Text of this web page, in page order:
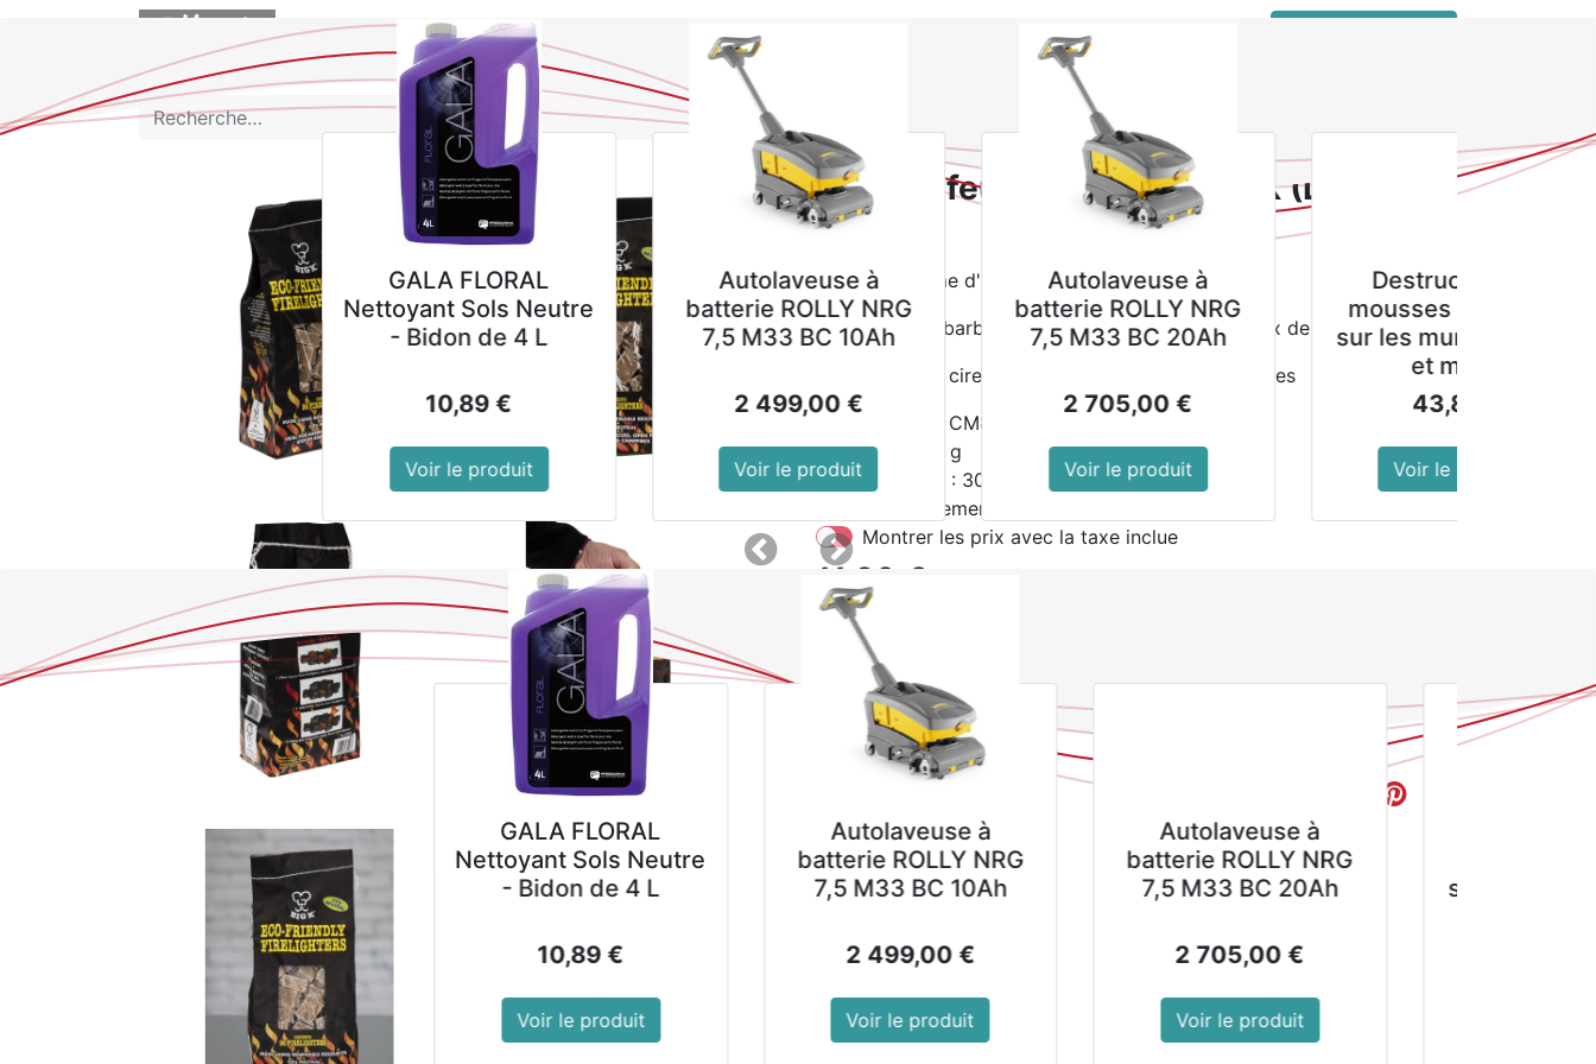
BOUTIQUE NOUVEAUTES PROMOTIONS Se connecter
Allume-feu écologique Big K (Lot de 96)
Allume-feu écologique Big K (Lot de
96)
neutre en terme d'émissions de CO2
Idéal pour les barbecues, cheminées, poêles et feux de camp
Contient de la cire végétale - sans additifs chimiques
Référence : CM828
Poids : 650 g
Dimensions : 300(H) x 130(L) x 80(P) mm
Conditionnement : 96
Montrer les prix avec la taxe inclue
11,39 €
AJOUTER AU PANIER
GALA FLORAL
Nettoyant Sols Neutre
- Bidon de 4 L
10,89
Autolaveuse à
batterie ROLLY NRG
7,5 M33 BC 10Ah
2 499,00
Autolaveuse à
batterie ROLLY NRG
7,5 M33 BC 20Ah
Voir le produit
Destructeur de
mousses et lichens
sur les murs, façades
et murs.
PrécedentSuivant
GALA FLORAL
Nettoyant Sols Neutre
- Bidon de 4 L
10,89€
Voir le produit
Autolaveuse à
batterie ROLLY NRG
7,5 M33 BC 10Ah
2 499,00
Voir le produit
Autolaveuse à
batterie ROLLY NRG
7,5 M33 BC 20Ah
2 705,00
Voir le produit
Destructeur de
mousses et lichens
sur les murs, façades
43,89
Voir le produit